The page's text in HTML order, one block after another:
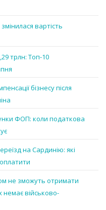
вартість
трлн: Топ-10
бізнесу після
ФОП: коли податкова
на Сардинію: які
не зможуть отримати
немає військово-